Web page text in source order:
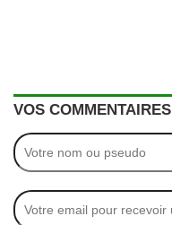
VOS COMMENTAIRES